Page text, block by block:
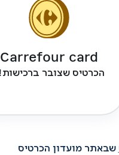
Carrefour card
הכרטיס שצובר
שבאתר מועדון הכרטיס